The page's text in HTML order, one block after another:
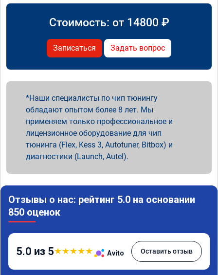
Стоимость: от 14800 ₽
Записаться Задать вопрос
Наши специалисты по чип тюнингу
обладают опытом более 8 лет. Мы
применяем только профессиональное и
лицензионное оборудование для чип
тюнинга (Flex, Kess 3, Autotuner, Bitbox) и
диагностики (Launch, Autel).
Отзывы о нас: рейтинг 5.0 на основании
850 оценок
5.0 из 5★★★★★ Avito Оставить отзыв